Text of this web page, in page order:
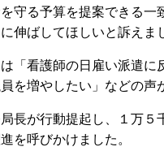
守る予算を提案できる一
伸ばしてほしいと訴えま
「看護師の日雇い派遣に
を増やしたい」などの声
長が行動提起し、１万５
を呼びかけました。